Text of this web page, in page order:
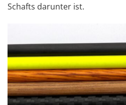
Schafts darunter ist.